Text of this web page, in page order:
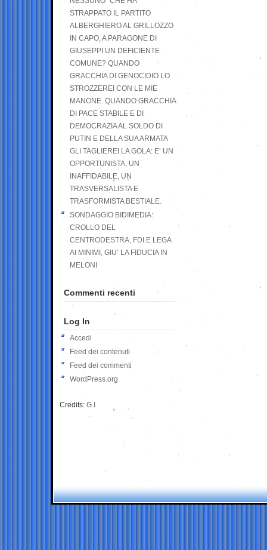
STRAPPATO IL PARTITO
ALBERGHIERO AL GRILLOZZO
IN CAPO, A PARAGONE DI
GIUSEPPI UN DEFICIENTE
COMUNE? QUANDO
GRACCHIA DI GENOCIDIO LO
STROZZEREI CON LE MIE
MANONE. QUANDO GRACCHIA
DI PACE STABILE E DI
DEMOCRAZIA AL SOLDO DI
PUTIN E DELLA SUA ARMATA
GLI TAGLIEREI LA GOLA: E’ UN
OPPORTUNISTA, UN
INAFFIDABILE, UN
TRASVERSALISTA E
TRASFORMISTA BESTIALE.
SONDAGGIO BIDIMEDIA:
CROLLO DEL
CENTRODESTRA, FDI E LEGA
AI MINIMI, GIU’ LA FIDUCIA IN
MELONI
Commenti recenti
Log In
Accedi
Feed dei contenuti
Feed dei commenti
WordPress.org
Credits: G.I